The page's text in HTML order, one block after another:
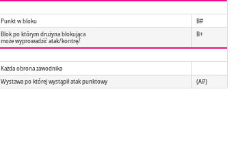
Punkt w bloku
B#
Blok po którym drużyna blokująca
może wyprowadzić atak/kontrę/
B+
Każda obrona zawodnika
Wystawa po której wystąpił atak punktowy (A#)